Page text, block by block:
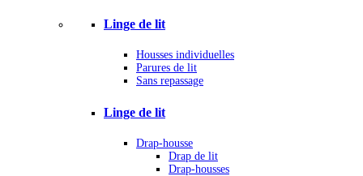
Linge de lit
Housses individuelles
Parures de lit
Sans repassage
Linge de lit
Drap-housse
Drap de lit
Drap-housses